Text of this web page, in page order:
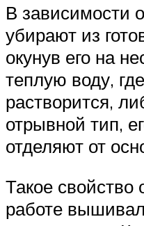
В зависимости
убирают из
окунув его на
теплую воду,
растворится,
отрывной тип,
отделяют от
Такое свойство
работе